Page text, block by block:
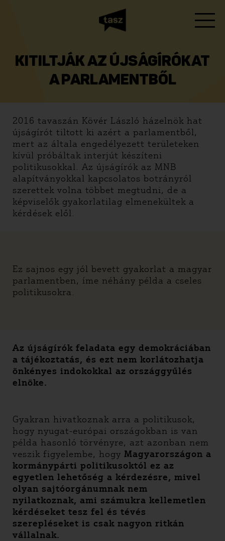
KITILTJÁK AZ ÚJSÁGÍRÓKAT
A PARLAMENTBŐL
2016 tavaszán Kövér László házelnök hat
újságírót tiltott ki azért a parlamentből,
mert az általa engedélyezett területeken
kívül próbáltak interjút készíteni
politikusokkal. Az újságírók az MNB
alapítványokkal kapcsolatos botrányról
szerettek volna többet megtudni, de a
képviselők gyakorlatilag elmenekültek a
kérdések elől.
Ez sajnos egy jól bevett gyakorlat a magyar
parlamentben, íme néhány példa a cseles
politikusokra.
Az újságírók feladata egy demokráciában
a tájékoztatás, és ezt nem korlátozhatja
önkényes indokokkal az országgyűlés
elnöke.
Gyakran hivatkoznak arra a politikusok,
hogy nyugat-európai országokban is van
példa hasonló törvényre, azt azonban nem
veszik figyelembe, hogy Magyarországon a
kormánypárti politikusoktól ez az
egyetlen lehetőség a kérdezésre, mivel
olyan sajtóorgánumnak nem
nyilatkoznak, ami számukra kellemetlen
kérdéseket tesz fel és tévés
szerepléseket is csak nagyon ritkán
vállalnak.